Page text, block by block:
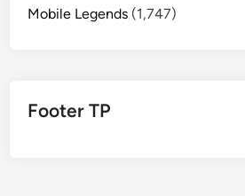
Mobile Legends (1,747)
Footer TP